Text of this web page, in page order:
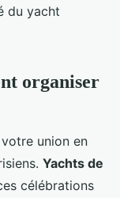
du yacht
organiser
union en
Yachts de
célébrations